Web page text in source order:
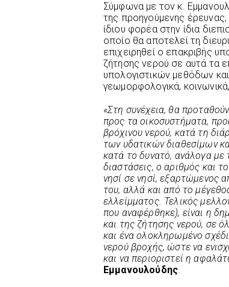
Σύμφωνα με τον κ.
της προηγούμενης
ίδιου φορέα στην ίδια
οποίο θα αποτελεί τη
επιχειρηθεί ο επακριβής
ζήτησης νερού σε αυτά τα
υπολογιστικών μεθόδων
γεωμορφολογικά,
«Στη συνέχεια, θα
προς τα οικοσυστήματα,
βρόχινου νερού, κατά τη
των υδατικών διαθεσίμων
κατά το δυνατό, ανάλογα με
διαστάσεις, ο αριθμός και
νησί σε νησί, εξαρτώμενος
του, αλλά και από το
ελλείμματος. Τελικός
που αναφέρθηκε), είναι η
και της ζήτησης νερού, σε
και ένα ολοκληρωμένο
νερού βροχής, ώστε να
και να περιοριστεί η
Εμμανουλούδης.